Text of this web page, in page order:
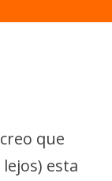
que
esta